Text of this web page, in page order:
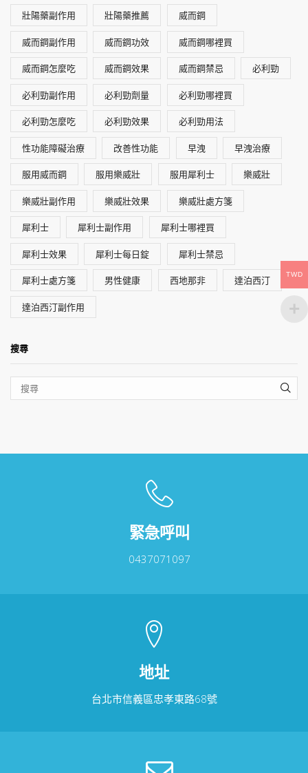
壯陽藥副作用 壯陽藥推薦 威而鋼
威而鋼副作用 威而鋼功效 威而鋼哪裡買
威而鋼怎麼吃 威而鋼效果 威而鋼禁忌 必利勁
必利勁副作用 必利勁劑量 必利勁哪裡買
必利勁怎麼吃 必利勁效果 必利勁用法
性功能障礙治療 改善性功能 早洩 早洩治療
服用威而鋼 服用樂威壯 服用犀利士 樂威壯
樂威壯副作用 樂威壯效果 樂威壯處方箋
犀利士 犀利士副作用 犀利士哪裡買
犀利士效果 犀利士每日錠 犀利士禁忌
犀利士處方箋 男性健康 西地那非 達泊西汀
達泊西汀副作用
搜尋
緊急呼叫
0437071097
地址
台北市信義區忠孝東路68號
TWD